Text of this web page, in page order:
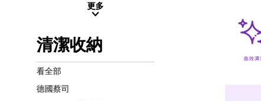
更多
清潔收納
看全部
德國蔡司